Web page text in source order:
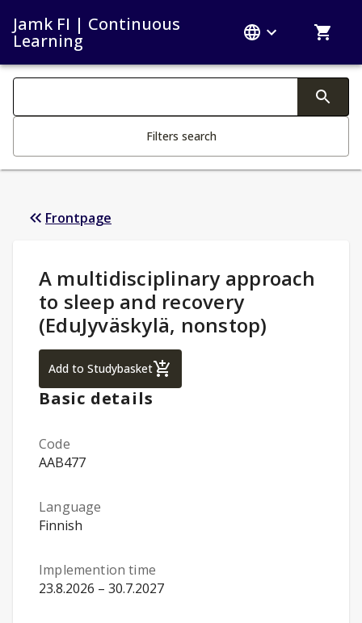
Jamk FI | Continuous
Learning
Search filters
Filters search
Frontpage
Study Details:
A multidisciplinary approach
to sleep and recovery
(EduJyväskylä, nonstop)
Add to StudybasketA multidisciplinary approach to sleep
Basic details
Code
AAB477
Language
Finnish
Implemention time
23.8.2026 – 30.7.2027